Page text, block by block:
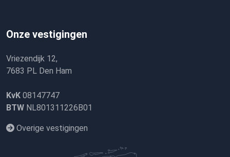
Onze vestigingen
Vriezendijk 12,
7683 PL Den Ham
KvK 08147747
BTW NL801311226B01
Overige vestigingen